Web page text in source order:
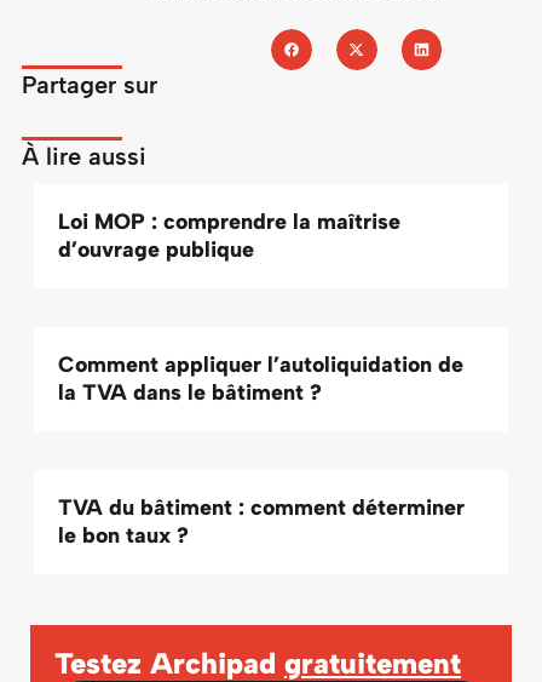
Partager sur
À lire aussi
Loi MOP : comprendre la maîtrise
d’ouvrage publique
Comment appliquer l’autoliquidation de
la TVA dans le bâtiment ?
TVA du bâtiment : comment déterminer
le bon taux ?
Testez Archipad gratuitement